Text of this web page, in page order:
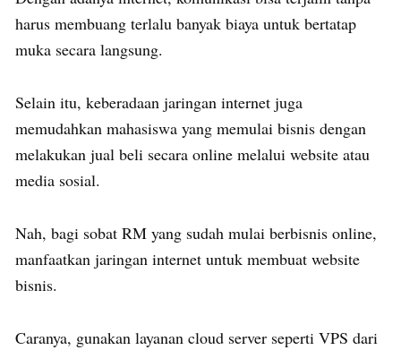
harus membuang terlalu banyak biaya untuk bertatap
muka secara langsung.
Selain itu, keberadaan jaringan internet juga
memudahkan mahasiswa yang memulai bisnis dengan
melakukan jual beli secara online melalui website atau
media sosial.
Nah, bagi sobat RM yang sudah mulai berbisnis online,
manfaatkan jaringan internet untuk membuat website
bisnis.
Caranya, gunakan layanan cloud server seperti VPS dari